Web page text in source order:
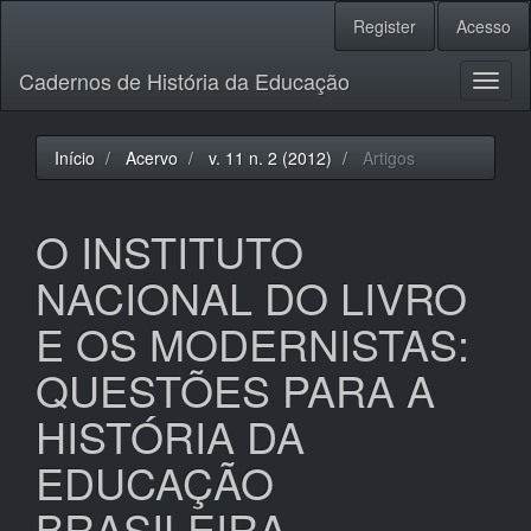
principal
Barra
Lateral
Register Acesso
Cadernos de História da Educação
Início Acervo v. 11 n. 2 (2012) Artigos
O INSTITUTO
NACIONAL DO LIVRO
E OS MODERNISTAS:
QUESTÕES PARA A
HISTÓRIA DA
EDUCAÇÃO